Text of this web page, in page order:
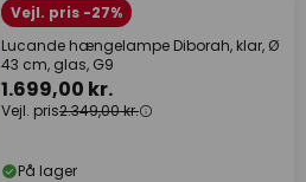
Vejl. pris -27%
Lucande hængelampe Diborah, klar, Ø
43 cm, glas, G9
1.699,00 kr.
Vejl. pris2.349,00 kr.
På lager